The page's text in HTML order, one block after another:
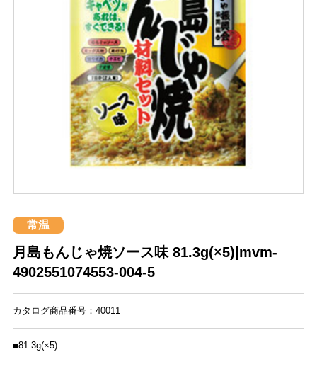
常温
月島もんじゃ焼ソース味 81.3g(×5)|mvm-
4902551074553-004-5
カタログ商品番号：40011
■81.3g(×5)